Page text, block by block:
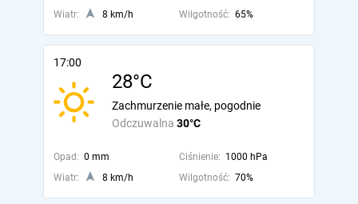
Wiatr:
8 km/h Wilgotność: 65%
17:00
28°C
Odczuwalna 30°C
Zachmurzenie małe, pogodnie
Opad: 0 mm Ciśnienie: 1000 hPa
Wiatr:
8 km/h Wilgotność: 70%